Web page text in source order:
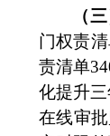
（
门权责
责清单
化提升
在线审